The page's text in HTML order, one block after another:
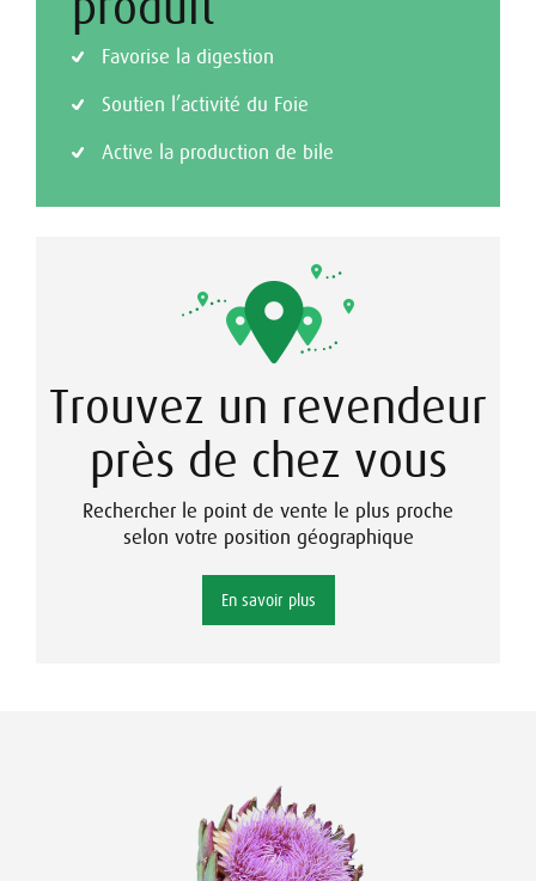
Favorise la digestion
Soutien l’activité du Foie
Active la production de bile
Trouvez un revendeur
près de chez vous
Rechercher le point de vente le plus proche
selon votre position géographique
En savoir plus